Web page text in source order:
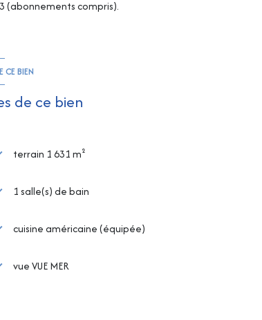
(abonnements compris).
CE BIEN
de ce bien
terrain 1 631 m²
1 salle(s) de bain
cuisine américaine (équipée)
vue VUE MER